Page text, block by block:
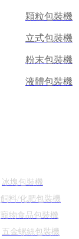
顆粒包裝機
立式包裝機
粉末包裝機
液體包裝機
冰塊包裝機
飼料/化肥包裝機
寵物食品包裝機
五金螺絲包裝機